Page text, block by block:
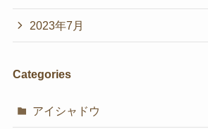
2023年7月
Categories
アイシャドウ